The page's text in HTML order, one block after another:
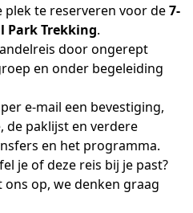
plek te reserveren voor de 7-
Park Trekking.
door ongerept
en onder begeleiding
e-mail een bevestiging,
paklijst en verdere
en het programma.
je of deze reis bij je past?
op, we denken graag